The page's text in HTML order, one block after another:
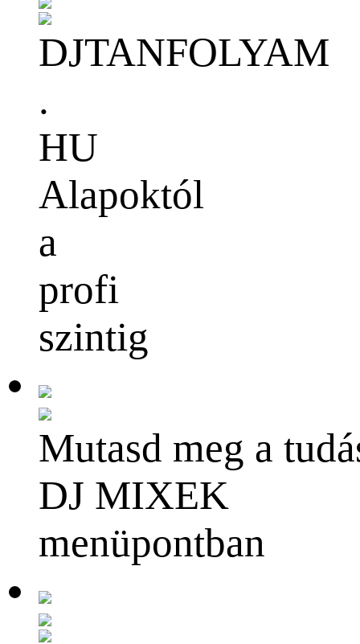
DJTANFOLYAM
.
HU
Alapoktól
a
profi
szintig
Mutasd meg a
DJ MIXEK
menüpontban